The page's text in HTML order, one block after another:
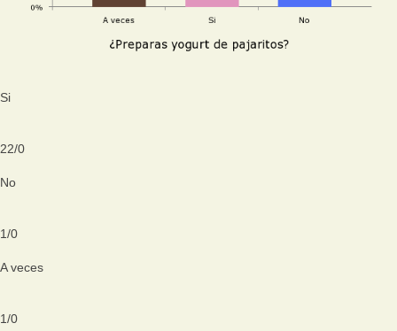
Si
22/0
No
1/0
A veces
1/0